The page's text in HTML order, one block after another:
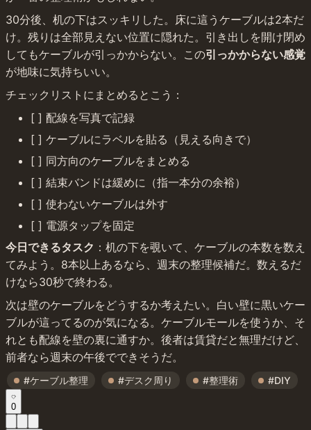
30分後、机の下はスッキリした。床に這うケーブルは2本だ
け。残りは全部見えない位置に隠れた。引き出しを開け閉め
してもケーブルが引っかからない。この引っかからない感覚
が地味に気持ちいい。
チェックリストにまとめるとこう：
[ ] 配線を写真で記録
[ ] ケーブルにラベルを貼る（見える向きで）
[ ] 同方向のケーブルをまとめる
[ ] 結束バンドは緩めに（指一本分の余裕）
[ ] 使わないケーブルは外す
[ ] 電源タップを固定
今日できるタスク ：机の下を覗いて、ケーブルの本数を数え
てみよう。8本以上あるなら、週末の整理候補だ。数えるだ
けなら30秒で終わる。
次は壁のケーブルをどうするか考えたい。白い壁に黒いケー
ブルが這ってるのが気になる。ケーブルモールを使うか、そ
れとも配線を壁の裏に通すか。後者は賃貸だと無理だけど、
前者なら週末の午後でできそうだ。
#ケーブル整理 #デスク周り #整理術 #DIY
0